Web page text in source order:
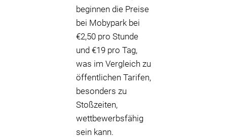
beginnen die Preise
bei Mobypark bei
€2,50 pro Stunde
und €19 pro Tag,
was im Vergleich zu
öffentlichen Tarifen,
besonders zu
Stoßzeiten,
wettbewerbsfähig
sein kann.